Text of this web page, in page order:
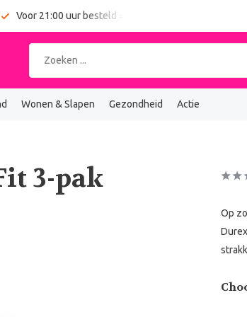
Voor 21:00 uur besteld = vandaag verzonden
Wonen & Slapen Gezondheid Actie
3-pak
Op